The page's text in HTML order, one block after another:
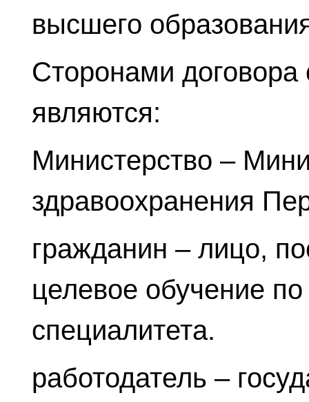
высшего
Сторонами
являются:
Министерство –
здравоохранения
гражданин – лицо,
целевое обучение
специалитета.
работодатель –